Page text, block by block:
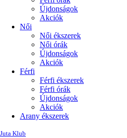
Újdonságok
Akciók
Női
Női ékszerek
Női órák
Újdonságok
Akciók
Férfi
Férfi ékszerek
Férfi órák
Újdonságok
Akciók
Arany ékszerek
Juta Klub